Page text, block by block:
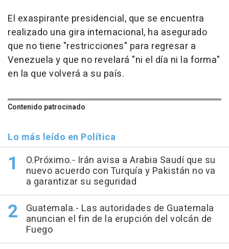
El exaspirante presidencial, que se encuentra
realizado una gira internacional, ha asegurado
que no tiene "restricciones" para regresar a
Venezuela y que no revelará "ni el día ni la forma"
en la que volverá a su país.
Contenido patrocinado
Lo más leído en Política
O.Próximo.- Irán avisa a Arabia Saudí que su
nuevo acuerdo con Turquía y Pakistán no va
a garantizar su seguridad
Guatemala.- Las autoridades de Guatemala
anuncian el fin de la erupción del volcán de
Fuego